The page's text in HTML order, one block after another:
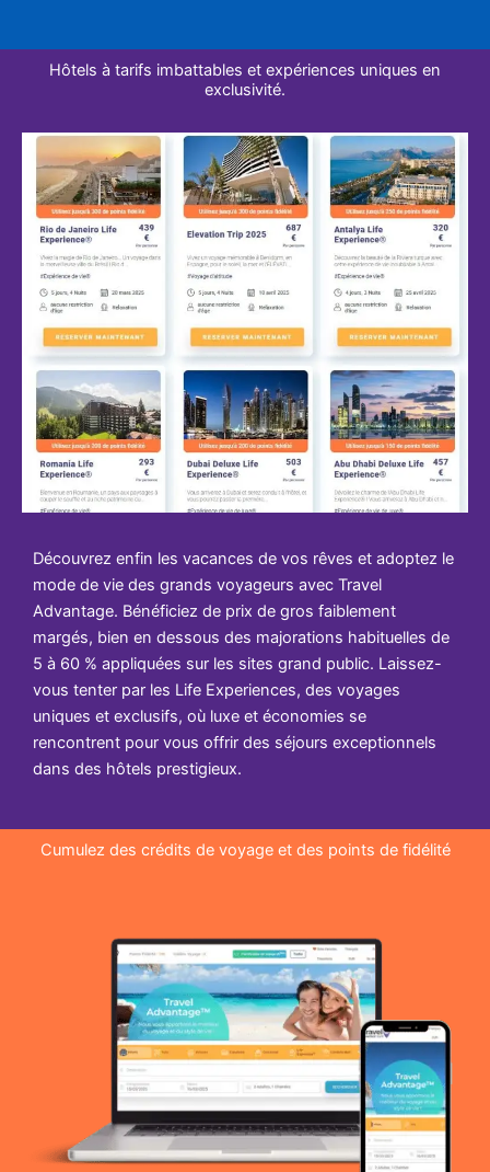
Hôtels à tarifs imbattables et expériences uniques en
exclusivité.
Découvrez enfin les vacances de vos rêves et adoptez le
mode de vie des grands voyageurs avec Travel
Advantage. Bénéficiez de prix de gros faiblement
margés, bien en dessous des majorations habituelles de
5 à 60 % appliquées sur les sites grand public. Laissez-
vous tenter par les Life Experiences, des voyages
uniques et exclusifs, où luxe et économies se
rencontrent pour vous offrir des séjours exceptionnels
dans des hôtels prestigieux.
Cumulez des crédits de voyage et des points de fidélité